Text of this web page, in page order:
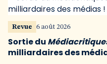
Revue 6 août 2026
Sortie du
milliardaires des